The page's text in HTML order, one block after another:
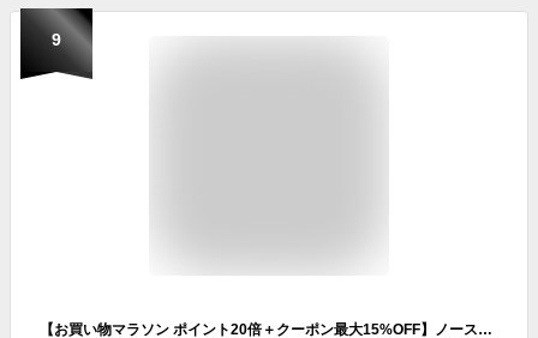
9
【お買い物マラソン ポイント20倍＋クーポン最大15%OFF】ノースフェイス THE NORTH FACE かばん 大容量 パソコン バッグ メンズ レディース アウトドア リュック ブランド 通勤 通学 高校生 中学生 女子 大人 軽量 軽い 旅行 プレゼント 27L ブラック